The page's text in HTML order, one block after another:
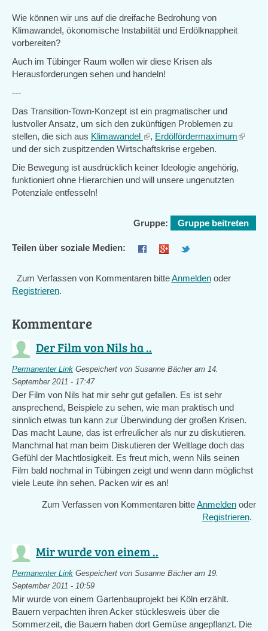
Wie können wir uns auf die dreifache Bedrohung von
Klimawandel, ökonomische Instabilität und Erdölknappheit
vorbereiten?
Auch im Tübinger Raum wollen wir diese Krisen als
Herausforderungen sehen und handeln!
---
Das Transition-Town-Konzept ist ein pragmatischer und
lustvoller Ansatz, um sich den zukünftigen Problemen zu
stellen, die sich aus Klimawandel (link
is
, Erdölfördermaximum(link
und der sich zuspitzenden Wirtschaftskrise ergeben.
Die Bewegung ist ausdrücklich keiner Ideologie angehörig,
funktioniert ohne Hierarchien und will unsere ungenutzten
Potenziale entfesseln!
Gruppe: Gruppe beitreten
Teilen über soziale Medien:
Zum Verfassen von Kommentaren bitteAnmeldenoder
Registrieren.
Kommentare
Der Film von Nils ha ..
Permanenter Link Gespeichert von Susanne Bächeram 14.
September 2011 - 17:47
Der Film von Nils hat mir sehr gut gefallen. Es ist sehr
ansprechend, Beispiele zu sehen, wie man praktisch und
sinnlich etwas tun kann zur Überwindung der großen Krisen.
Das macht Laune, das ist erfreulicher als nur zu diskutieren.
Manchmal hat man beim Diskutieren der Weltlage doch das
Gefühl der Machtlosigkeit. Es freut mich, wenn Nils seinen
Film bald nochmal in Tübingen zeigt und wenn dann möglichst
viele Leute ihn sehen. Packen wir es an!
Zum Verfassen von Kommentaren bitteAnmelden oder
Registrieren.
Mir wurde von einem ..
Permanenter Link Gespeichert von Susanne Bächeram 19.
September 2011 - 10:59
Mir wurde von einem Gartenbauprojekt bei Köln erzählt.
Bauern verpachten ihren Acker stücklesweis über die
Sommerzeit, die Bauern haben dort Gemüse angepflanzt. Die